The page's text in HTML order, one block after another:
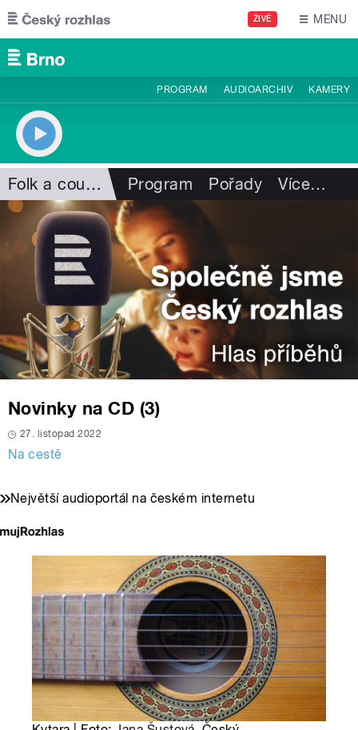
Přejít k hlavnímu obsahu
ŽIVĚ MENU
PROGRAM AUDIOARCHIV KAMERY
Folk a country Program Pořady Více…
Novinky na CD (3)
27. listopad 2022
Na cestě
Největší audioportál na českém internetu